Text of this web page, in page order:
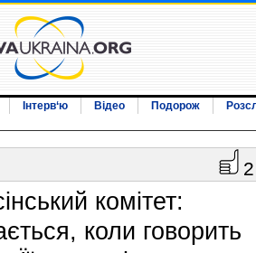
Інтерв‘ю Відео Подорож
2
комітет:
коли говорить